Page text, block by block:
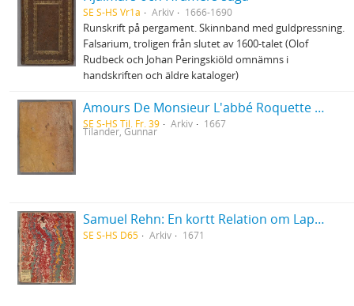
SE S-HS Vr1a Arkiv 1666-1690
Runskrift på pergament. Skinnband med guldpressning.
Falsarium, troligen från slutet av 1600-talet (Olof
Rudbeck och Johan Peringskiöld omnämns i
handskriften och äldre kataloger)
Amours De Monsieur L'abbé Roquette avec Mademoiselle de Montauzier par Monsieur L'abbé Le Camus 1667
SE S-HS Til. Fr. 39 Arkiv 1667
Tilander, Gunnar
Samuel Rehn: En kortt Relation om Lapparnes lefwarne och sedher, wijdskiepellser, sampt i många stycken grofwe wildfarellser
SE S-HS D65 Arkiv 1671